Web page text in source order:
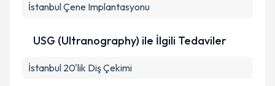
İstanbul Çene Implantasyonu
USG (Ultranography) ile İlgili Tedaviler
İstanbul 20'lik Diş Çekimi